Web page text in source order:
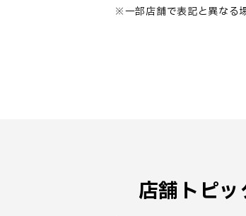
※一部店舗で表記と異なる
店舗トピッ